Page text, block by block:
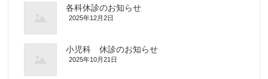
各科休診のお知らせ
2025年12月2日
小児科 休診のお知らせ
2025年10月21日